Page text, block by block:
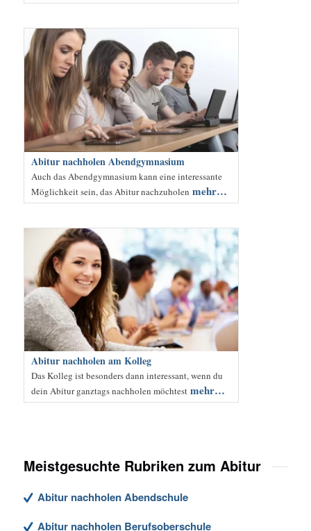
Abitur nachholen Abendgymnasium
Auch das Abendgymnasium kann eine interessante
Möglichkeit sein, das Abitur nachzuholen mehr…
Abitur nachholen am Kolleg
Das Kolleg ist besonders dann interessant, wenn du
dein Abitur ganztags nachholen möchtest mehr…
Meistgesuchte Rubriken zum Abitur
Abitur nachholen Abendschule
Abitur nachholen Berufsoberschule